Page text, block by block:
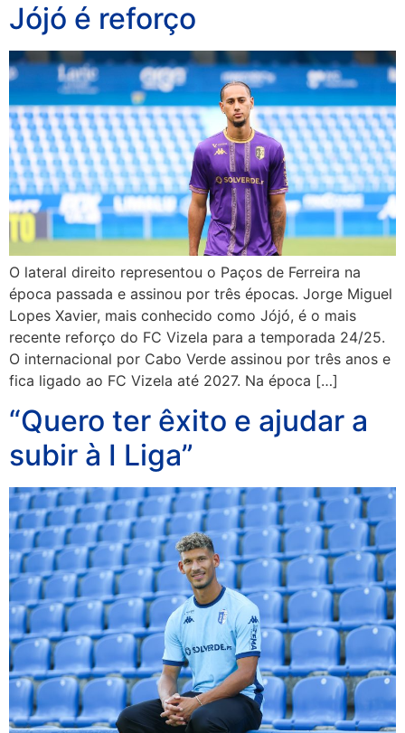
Jójó é reforço
O lateral direito representou o Paços de Ferreira na
época passada e assinou por três épocas. Jorge Miguel
Lopes Xavier, mais conhecido como Jójó, é o mais
recente reforço do FC Vizela para a temporada 24/25.
O internacional por Cabo Verde assinou por três anos e
fica ligado ao FC Vizela até 2027. Na época […]
“Quero ter êxito e ajudar a
subir à I Liga”